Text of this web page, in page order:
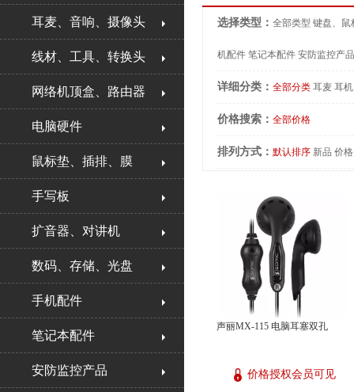
耳麦、音响、摄像头
线材、工具、转换头
网络机顶盒、路由器
电脑硬件
鼠标垫、插排、膜
手写板
扩音器、对讲机
数码、存储、光盘
手机配件
笔记本配件
安防监控产品
选择类型： 全部类型 键盘、鼠
机配件 笔记本配件 安防监控产品
详细分类： 全部分类 耳麦 耳机
价格搜索： 全部价格
排列方式： 默认排序 新品 价
声丽MX-115 电脑耳塞双孔
价格授权会员可见